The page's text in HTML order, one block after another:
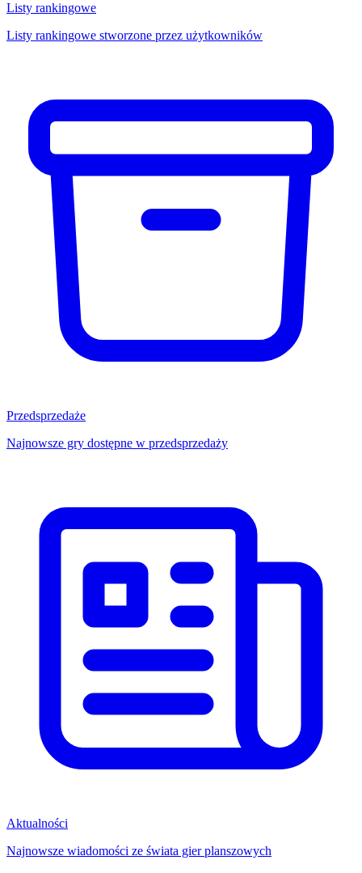
Listy rankingowe
Listy rankingowe stworzone przez użytkowników
Przedsprzedaże
Najnowsze gry dostępne w przedsprzedaży
Aktualności
Najnowsze wiadomości ze świata gier planszowych